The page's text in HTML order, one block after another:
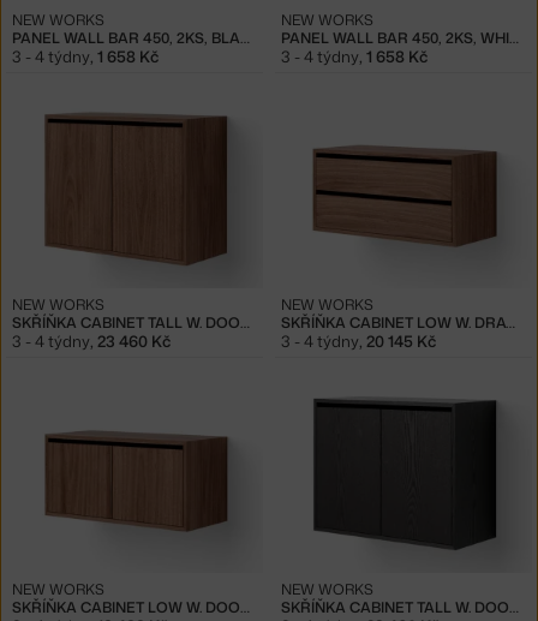
PANEL WALL BAR 450, 2KS, BLACK
NEW WORKS
3 - 4 týdny, 1 658 Kč
PANEL WALL BAR 450, 2KS, WHITE
NEW WORKS
3 - 4 týdny, 1 658 Kč
SKŘÍŇKA CABINET TALL W. DOORS, WALNUT
NEW WORKS
3 - 4 týdny 23 460 Kč
SKŘÍŇKA CABINET LOW W. DRAWERS, WALNUT
NEW WORKS
3 - 4 týdny 20 145 Kč
SKŘÍŇKA CABINET LOW W. DOORS, WALNUT
NEW WORKS
SKŘÍŇKA CABINET TALL W. DOORS, BLACK ASH
NEW WORKS